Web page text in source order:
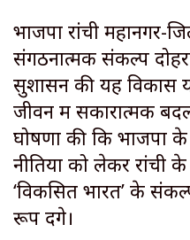
भाजपा रांची महानगर-
संगठनात्मक संकल्प
सुशासन की यह विकास
जीवन में सकारात्मक
घोषणा की कि भाजपा के
नीतियों को लेकर
‘विकसित भारत’ के
रूप देंगे।